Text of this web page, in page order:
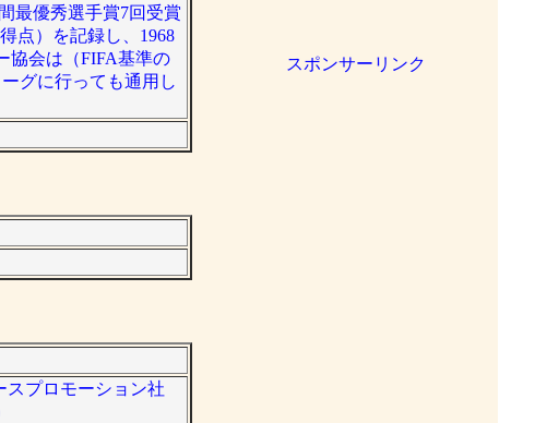
最優秀選手賞7回受賞
点）を記録し、1968
協会は（FIFA基準の
グに行っても通用し
スプロモーション社
スポンサーリンク